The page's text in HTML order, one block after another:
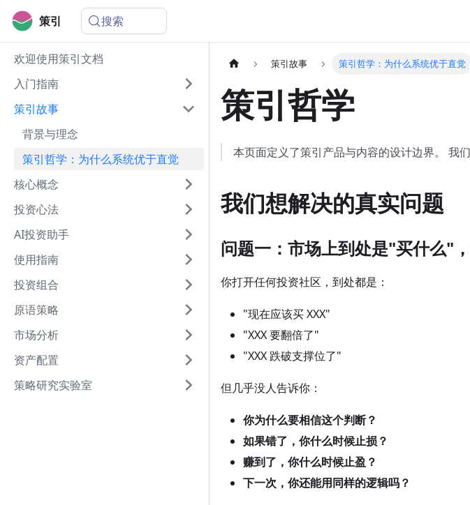
策引 搜索
欢迎使用策引文档
入门指南
策引故事
背景与理念
策引哲学：为什么系统优于直觉
核心概念
投资心法
AI投资助手
使用指南
投资组合
原语策略
市场分析
资产配置
策略研究实验室
策引故事 策引哲学：为什么系统优于直觉
策引哲学
本页面定义了策引产品与内容的设计边界。 我
我们想解决的真实问题
问题一：市场上到处是"买什么"
你打开任何投资社区，到处都是：
"现在应该买 XXX"
"XXX 要翻倍了"
"XXX 跌破支撑位了"
但几乎没人告诉你：
你为什么要相信这个判断？
如果错了，你什么时候止损？
赚到了，你什么时候止盈？
下一次，你还能用同样的逻辑吗？